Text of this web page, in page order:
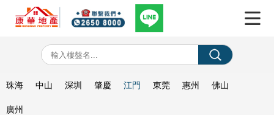
珠海 中山 深圳 肇慶 江門 東莞 惠州 佛山
廣州